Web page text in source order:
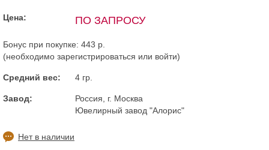
Цена: ПО ЗАПРОСУ
Бонус при покупке: 443 р.
(необходимо зарегистрироваться или войти)
Средний вес: 4 гр.
Завод:
Россия, г. Москва
Ювелирный завод "Алорис"
Нет в наличии